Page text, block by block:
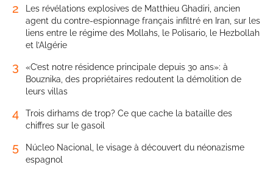
2
Les révélations explosives de Matthieu Ghadiri, ancien
agent du contre-espionnage français infiltré en Iran, sur les
liens entre le régime des Mollahs, le Polisario, le Hezbollah
et l’Algérie
3
«C’est notre résidence principale depuis 30 ans»: à
Bouznika, des propriétaires redoutent la démolition de
leurs villas
4
Trois dirhams de trop? Ce que cache la bataille des
chiffres sur le gasoil
5
Núcleo Nacional, le visage à découvert du néonazisme
espagnol